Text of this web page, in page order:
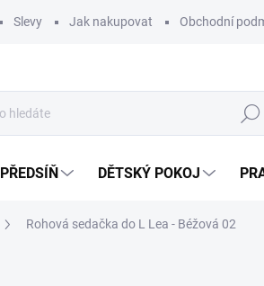
Slevy Jak nakupovat Obchodní
Hledat
PŘEDSÍŇ DĚTSKÝ POKOJ
Rohová sedačka do L Lea - Béžová 02